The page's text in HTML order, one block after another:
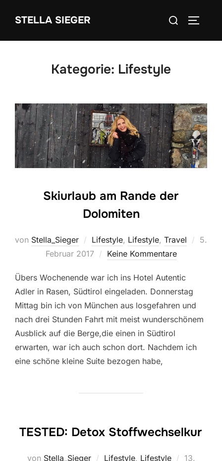
InhaltSTELLA SIEGER
Suchen
Kategorie: Lifestyle
Skiurlaub am Rande der
Dolomiten
von Stella_Sieger Lifestyle, Lifestyle, Travel
5.
Februar 2017
Keine Kommentare
Übers Wochenende war ich ins Hotel Autentic
Adler in Rasen, Südtirol eingeladen. Donnerstag
Mittag bin ich von München aus losgefahren und
nach drei Stunden Fahrt mit meist wunderschönem
Ausblick auf die Berge,die einen in Südtirol
erwarten, war ich auch schon dort. Nachdem ich
eine schöne kleine Suite bezogen habe,
TESTED: Detox Stoffwechselkur
von Stella_Sieger Lifestyle, Lifestyle
13.